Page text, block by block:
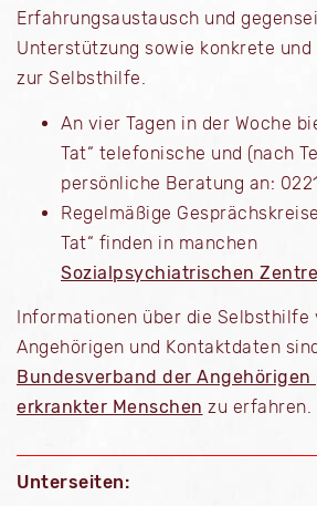
Erfahrungsaustausch und
Unterstützung sowie konkrete
zur Selbsthilfe.
An vier Tagen in der Woche
Tat“ telefonische und (nach
persönliche Beratung an:
Regelmäßige
Tat“ finden in manchen
Sozialpsychiatrischen
Informationen über die Selbsthilfe
Angehörigen und Kontaktdaten
Bundesverband der Angehörigen
erkrankter Menschen zu erfahren.
Unterseiten: